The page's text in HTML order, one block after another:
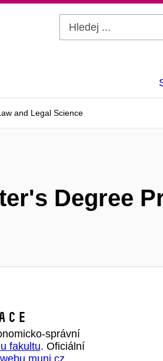
and Legal Science
Degree
správní
fakultu. Oficiální
webu muni.cz.